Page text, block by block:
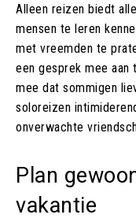
Alleen reizen biedt
mensen te leren
met vreemden te
een gesprek mee aan
mee dat sommigen
soloreizen
onverwachte
Plan
vakantie